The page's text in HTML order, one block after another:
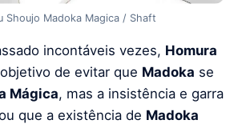
Shoujo Madoka Magica / Shaft
incontáveis vezes, Homura
de evitar que Madoka se
Mágica, mas a insistência e garra
que a existência de Madoka